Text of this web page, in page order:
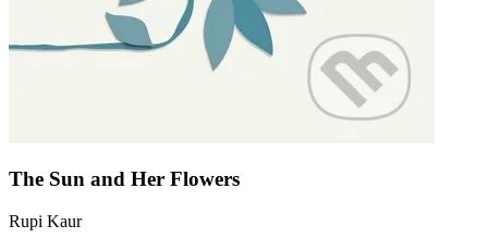
The Sun and Her Flowers
Rupi Kaur